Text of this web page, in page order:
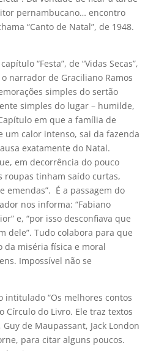
pernambucano… encontro
“Canto de Natal”, de 1948.
“Festa”, de “Vidas Secas”,
narrador de Graciliano Ramos
simples do sertão
simples do lugar – humilde,
em que a família de
um calor intenso, sai da fazenda
exatamente do Natal.
em decorrência do pouco
roupas tinham saído curtas,
emendas”. É a passagem do
nos informa: “Fabiano
e, “por isso desconfiava que
dele”. Tudo colabora para que
da miséria física e moral
Impossível não se
intitulado “Os melhores contos
Círculo do Livro. Ele traz textos
de Maupassant, Jack London
para citar alguns poucos.